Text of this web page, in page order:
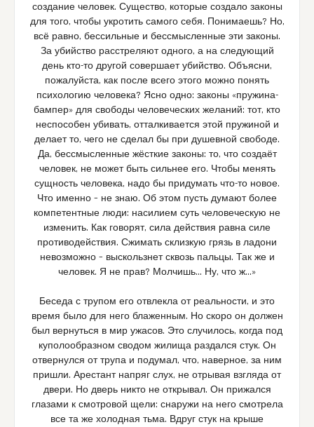
создание человек. Существо, которые создало законы
для того, чтобы укротить самого себя. Понимаешь? Но,
всё равно, бессильные и бессмысленные эти законы.
За убийство расстреляют одного, а на следующий
день кто-то другой совершает убийство. Объясни,
пожалуйста, как после всего этого можно понять
психологию человека? Ясно одно: законы «пружина-
бампер» для свободы человеческих желаний: тот, кто
неспособен убивать, отталкивается этой пружиной и
делает то, чего не сделал бы при душевной свободе.
Да, бессмысленные жёсткие законы: то, что создаёт
человек, не может быть сильнее его. Чтобы менять
сущность человека, надо бы придумать что-то новое.
Что именно – не знаю. Об этом пусть думают более
компетентные люди: насилием суть человеческую не
изменить. Как говорят, сила действия равна силе
противодействия. Сжимать склизкую грязь в ладони
невозможно – выскользнет сквозь пальцы. Так же и
человек. Я не прав? Молчишь… Ну, что ж…»
Беседа с трупом его отвлекла от реальности, и это
время было для него блаженным. Но скоро он должен
был вернуться в мир ужасов. Это случилось, когда под
куполообразном сводом жилища раздался стук. Он
отвернулся от трупа и подумал, что, наверное, за ним
пришли. Арестант напряг слух, не отрывая взгляда от
двери. Но дверь никто не открывал. Он прижался
глазами к смотровой щели: снаружи на него смотрела
все та же холодная тьма. Вдруг стук на крыше